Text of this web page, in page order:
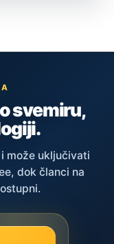
svemiru,
može uključivati
dok članci na